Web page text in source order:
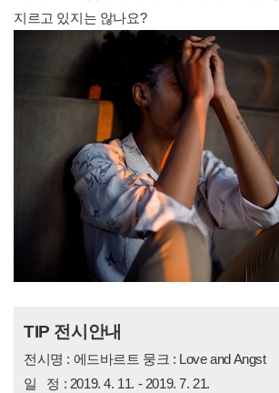
지르고 있지는 않나요?
TIP 전시안내
전시명 : 에드바르트 뭉크 : Love and Angst
일 정 : 2019. 4. 11. - 2019. 7. 21.